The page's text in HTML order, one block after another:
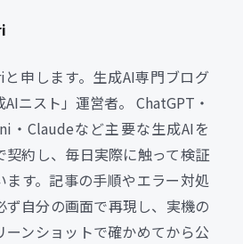
申します。生成AI専門ブログ
AIニスト」運営者。 ChatGPT・
・Claudeなど主要な生成AIを
契約し、毎日実際に触って検証
ます。記事の手順やエラー対処
ず自分の画面で再現し、実機の
ーンショットで確かめてから公